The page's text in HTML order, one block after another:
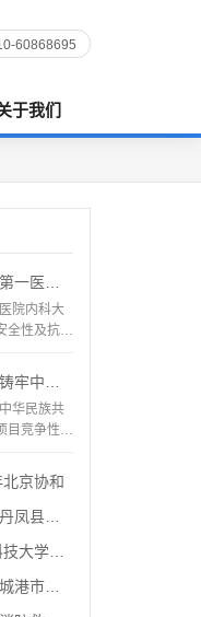
60868695
于我们
院内科
院内科大
全性及抗震
华民族
华民族共
目竞争性磋
京协和
棣花葡
学西北
港口区